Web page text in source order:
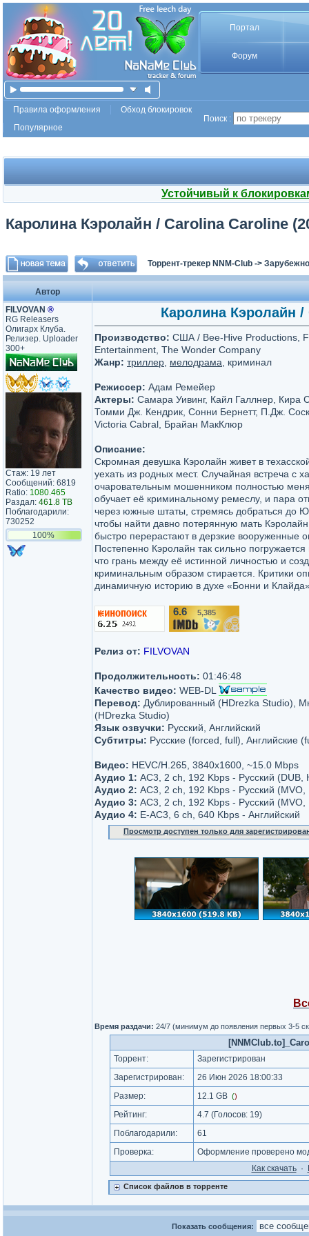
Портал
Форум
Правила оформления
Обход блокировок
Популярное
Поиск :
Устойчивый к
Каролина Кэролайн / Carolina Caroline
Торрент-трекер NNM-Club ->
Автор
FILVOVAN ®
RG Releasers
Олигарх Клуба.
Релизер. Uploader
300+
Стаж: 19 лет
Сообщений: 6819
Ratio: 1080.465
Раздал: 461.8 TB
Поблагодарили:
730252
100%
Каролина Кэролайн /
Производство: США / Bee-Hive Productions,
Entertainment, The Wonder Company
Жанр: триллер мелодрама , криминал
Режиссер: Адам Ремейер
Актеры: Самара Уивинг, Кайл Галлнер, Кира
Томми Дж. Кендрик, Сонни Бернетт, П.Дж.
Victoria Cabral, Брайан МакКлюр
Описание:
Скромная девушка Кэролайн живет в
уехать из родных мест. Случайная встреча с
очаровательным мошенником полностью
обучает её криминальному ремеслу, и пара
через южные штаты, стремясь добраться до
чтобы найти давно потерянную мать
быстро перерастают в дерзкие вооруженные
Постепенно Кэролайн так сильно
что грань между её истинной личностью и
криминальным образом стирается. Критики
динамичную историю в духе «Бонни и
6.6 5,385
Релиз от: FILVOVAN
Продолжительность: 01:46:48
Качество видео: WEB-DL
Перевод: Дублированный (HDrezka Studio),
(HDrezka Studio)
Язык озвучки: Русский, Английский
Субтитры: Русские (forced, full), Английские
Видео: HEVC/H.265, 3840x1600, ~15.0 Mbps
Аудио 1: AC3, 2 ch, 192 Kbps - Русский
Аудио 2: AC3, 2 ch, 192 Kbps - Русский
Аудио 3: AC3, 2 ch, 192 Kbps - Русский
Аудио 4: E-AC3, 6 ch, 640 Kbps - Английский
Просмотр доступен только для
Время раздачи: 24/7 (минимум до появления первых 3-5
Торрент:
Зарегистрирован
Зарегистрирован:
26 Июн 2026 18:00:33
Размер:
12.1 GB ()
Рейтинг: 4.7 (Голосов: 19)
Поблагодарили:
61
Проверка:
Оформление проверено
Как cкачать·
Список файлов в торренте
Показать сообщения: